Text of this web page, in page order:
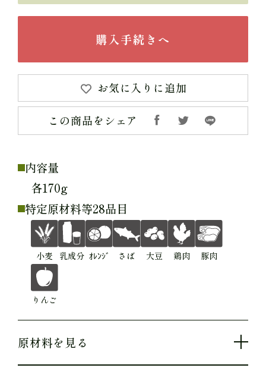
購入手続きへ
お気に入りに追加
この商品をシェア
内容量
各170g
特定原材料等28品目
小麦 乳成分 ｵﾚﾝｼﾞ さば 大豆 鶏肉 豚肉
りんご
原材料を見る